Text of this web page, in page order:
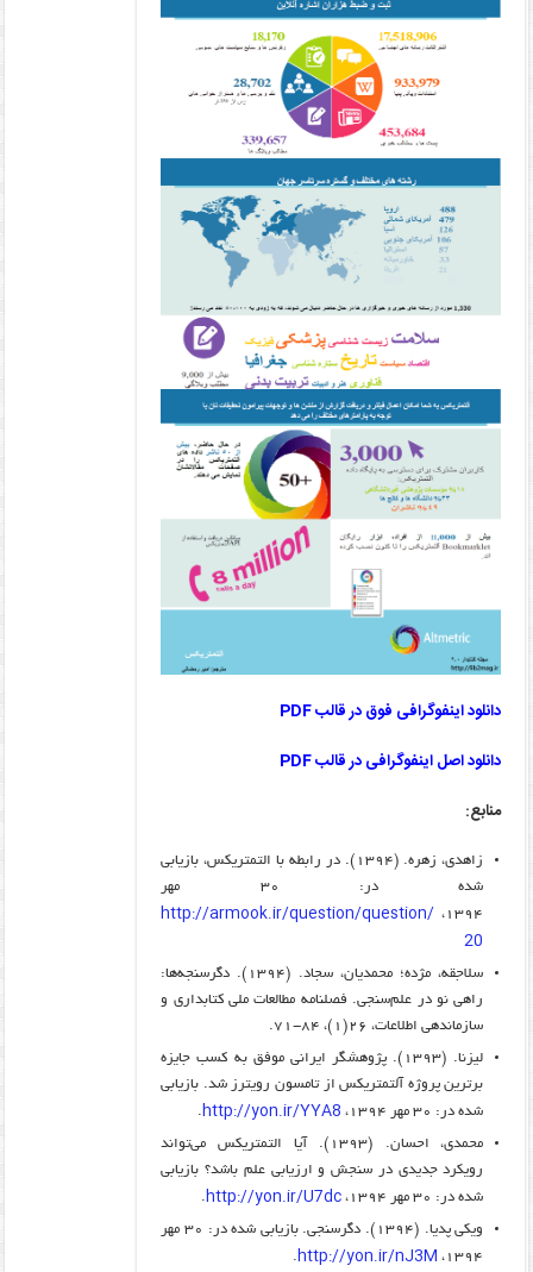
دانلود اینفوگرافی فوق در قالب PDF
دانلود اصل اینفوگرافی در قالب PDF
منابع:
زاهدی، زهره. (۱۳۹۴). در رابطه با التمتریکس، بازیابی
شده در: ۳۰ مهر
۱۳۹۴،
http://armook.ir/question/question/
20
سلاجقه، مژده؛ محمدیان، سجاد. (۱۳۹۴). دگرسنجه‌ها:
راهی نو در علم‌سنجی. فصلنامه مطالعات ملی کتابداری و
سازماندهی اطلاعات، ۲۶(۱)، ۸۴-۷۱.
لیزنا. (۱۳۹۳). پژوهشگر ایرانی موفق به کسب جایزه
برترین پروژه آلتمتریکس از تامسون رویترز شد. بازیابی
شده در: ۳۰ مهر ۱۳۹۴،
http://yon.ir/YYA8
.
محمدی، احسان. (۱۳۹۳). آیا التمتریکس می‌تواند
رویکرد جدیدی در سنجش و ارزیابی علم باشد؟ بازیابی
شده در: ۳۰ مهر ۱۳۹۴،
http://yon.ir/U7dc
.
ویکی پدیا. (۱۳۹۴). دگرسنجی. بازیابی شده در: ۳۰ مهر
۱۳۹۴،
http://yon.ir/nJ3M
.